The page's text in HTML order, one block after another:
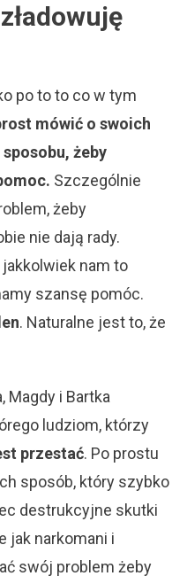
po to to co w tym
mówić o swoich
żeby
Szczególnie
żeby
nie dają rady.
nam to
szansę pomóc.
. Naturalne jest to, że
Magdy i Bartka
ludziom, którzy
przestać. Po prostu
sposób, który szybko
destrukcyjne skutki
jak narkomani i
swój problem żeby